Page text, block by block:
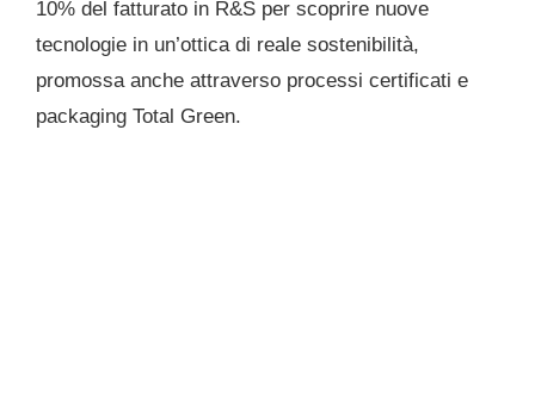
10% del fatturato in R&S per scoprire nuove
tecnologie in un’ottica di reale sostenibilità,
promossa anche attraverso processi certificati e
packaging Total Green.